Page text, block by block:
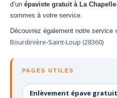
d’un épaviste gratuit à La
sommes à votre service.
Découvrez également notre service
Bourdinière-Saint-Loup (28360)
PAGES UTILES
Enlèvement épave gratuit